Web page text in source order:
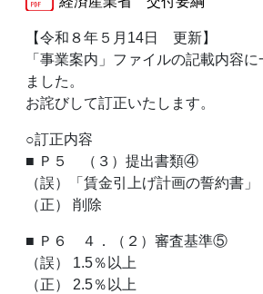
【令和８年５月14日 更新】
「事業案内」ファイルの記載内容
ました。
お詫びして訂正いたします。
○訂正内容
■ Ｐ５ （３）提出書類④
（誤）「賃金引上げ計画の誓約書」
（正） 削除
■ Ｐ６ ４．（２）審査基準⑤
（誤） 1.5％以上
（正） 2.5％以上